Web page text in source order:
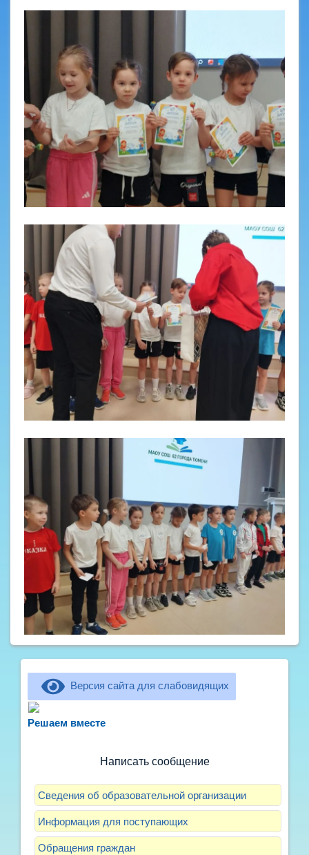
Версия сайта для слабовидящих
Решаем вместерассказать о воспитателях? Знаете, как
Написать сообщение
Сведения об образовательной организации
Информация для поступающих
Обращения граждан